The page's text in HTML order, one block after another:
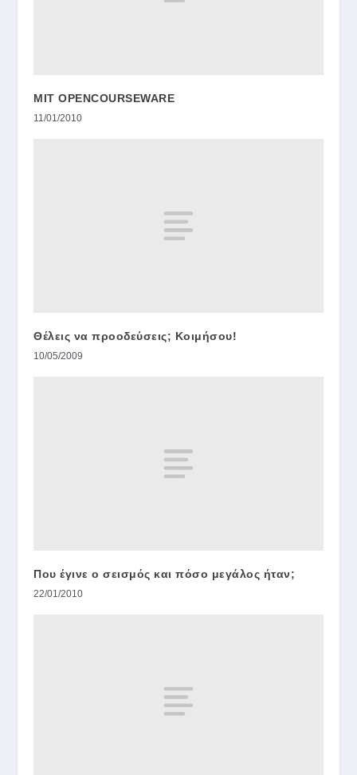
MIT OPENCOURSEWARE
11/01/2010
Θέλεις να προοδεύσεις; Κοιμήσου!
10/05/2009
Που έγινε ο σεισμός και πόσο μεγάλος ήταν;
22/01/2010